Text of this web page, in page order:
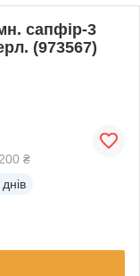
сапфір-3
(973567)
₴